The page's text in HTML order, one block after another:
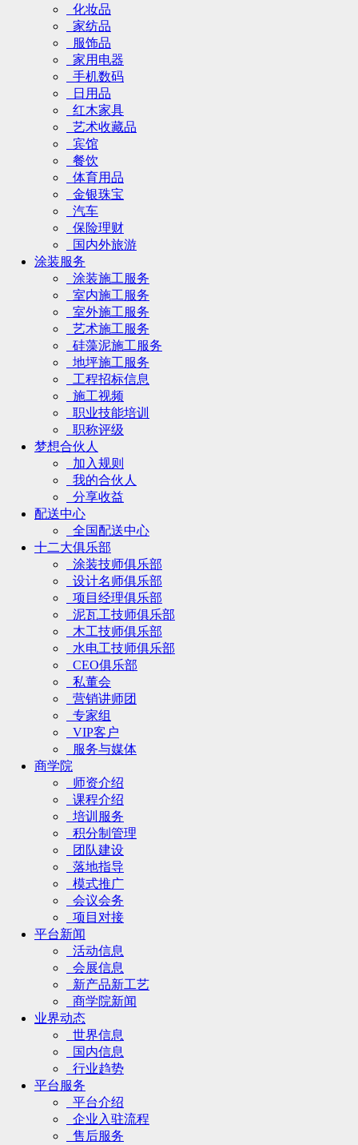
化妆品
家纺品
服饰品
家用电器
手机数码
日用品
红木家具
艺术收藏品
宾馆
餐饮
体育用品
金银珠宝
汽车
保险理财
国内外旅游
涂装服务
涂装施工服务
室内施工服务
室外施工服务
艺术施工服务
硅藻泥施工服务
地坪施工服务
工程招标信息
施工视频
职业技能培训
职称评级
梦想合伙人
加入规则
我的合伙人
分享收益
配送中心
全国配送中心
十二大俱乐部
涂装技师俱乐部
设计名师俱乐部
项目经理俱乐部
泥瓦工技师俱乐部
木工技师俱乐部
水电工技师俱乐部
CEO俱乐部
私董会
营销讲师团
专家组
VIP客户
服务与媒体
商学院
师资介绍
课程介绍
培训服务
积分制管理
团队建设
落地指导
模式推广
会议会务
项目对接
平台新闻
活动信息
会展信息
新产品新工艺
商学院新闻
业界动态
世界信息
国内信息
行业趋势
平台服务
平台介绍
企业入驻流程
售后服务